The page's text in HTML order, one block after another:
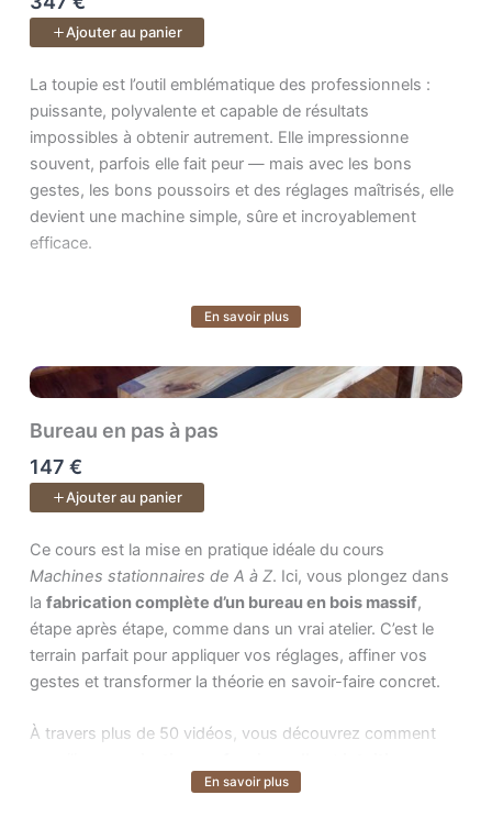
Un cours de40 vidéos.
Ajouter au panier
La toupie est l’outil emblématique des professionnels :
La toupie est l’outil emblématique des professionnels :
puissante, polyvalente et capable de résultats
impossibles à obtenir autrement. Elle impressionne
souvent, parfois elle fait peur — mais avec les bons
gestes, les bons poussoirs et des réglages maîtrisés, elle
devient une machine simple, sûre et incroyablement
efficace.
Dans ce cours de A à Z, vous apprenez les fondamentaux
accessoires de sécurité, méthodes d’usinage et
organisation de l’atelier autour de la toupie.
comment :
utiliser guides, entraîneurs et porte-outils,
régler et entretenir la machine,
profiler droit ou courbe avec précision,
produire tenons, mortaises, bouvetages,
rainures, entures, faux languettes et profils
complexes.
Objectif : transformer une machine intimidante en un outil
fiable et précis, au service de vos plus beaux projets en
bois — comme un professionnel.
En savoir plus
Bureau en pas à pas
147 €
Ajouter au panier
Ce cours est la mise en pratique idéale du cours . Ici, vous
Ce cours est la mise en pratique idéale du cours
Machines stationnaires de A à Z. Ici, vous plongez dans
lafabrication complète d’un bureau en bois massif,
étape après étape, comme dans un vrai atelier. C’est le
terrain parfait pour appliquer vos réglages, affiner vos
gestes et transformer la théorie en savoir-faire concret.
À travers plus de 50 vidéos, vous découvrez comment
: lire votre bois, anticiper les contraintes, ajuster
En savoir plus